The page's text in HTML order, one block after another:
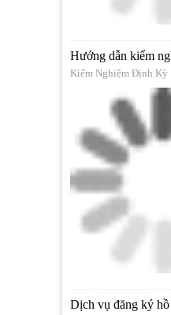
Hướng dẫn kiểm
Kiểm Nghiệm Định Kỳ
Dịch vụ đăng ký hồ